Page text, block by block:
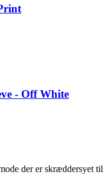
- Off White
der er skræddersyet til